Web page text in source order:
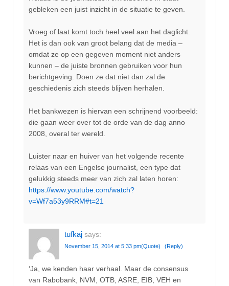
gebleken een juist inzicht in de situatie te geven.
Vroeg of laat komt toch heel veel aan het daglicht.
Het is dan ook van groot belang dat de media –
omdat ze op een gegeven moment niet anders
kunnen – de juiste bronnen gebruiken voor hun
berichtgeving. Doen ze dat niet dan zal de
geschiedenis zich steeds blijven herhalen.
Het bankwezen is hiervan een schrijnend voorbeeld:
die gaan weer over tot de orde van de dag anno
2008, overal ter wereld.
Luister naar en huiver van het volgende recente
relaas van een Engelse journalist, een type dat
gelukkig steeds meer van zich zal laten horen:
https://www.youtube.com/watch?
v=Wf7a53y9RRM#t=21
tufkaj says:
November 15, 2014 at 5:33 pm(Quote) (Reply)
‘Ja, we kenden haar verhaal. Maar de consensus
van Rabobank, NVM, OTB, ASRE, EIB, VEH en